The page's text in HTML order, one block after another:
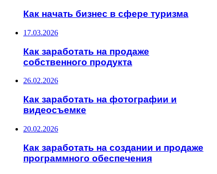
Как начать бизнес в сфере туризма
17.03.2026
Как заработать на продаже
собственного продукта
26.02.2026
Как заработать на фотографии и
видеосъемке
20.02.2026
Как заработать на создании и продаже
программного обеспечения